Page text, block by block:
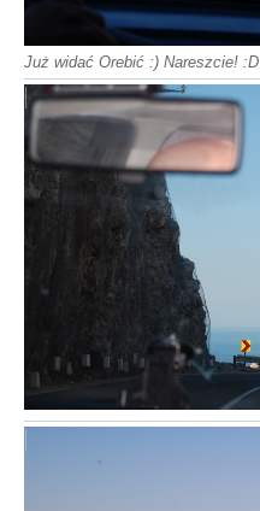
Już widać Orebić :) Nareszcie! :D